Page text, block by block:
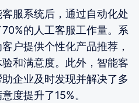
服系统后，通过自动化处
的人工客服工作量。系
户提供个性化产品推荐，
和满意度。此外，智能客
企业及时发现并解决了多
度提升了15%。